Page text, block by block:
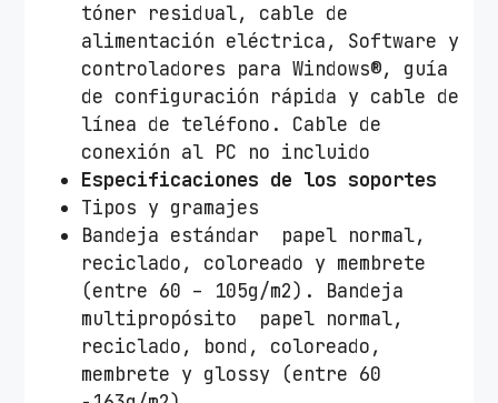
tóner residual, cable de
alimentación eléctrica, Software y
controladores para Windows®, guía
de configuración rápida y cable de
línea de teléfono. Cable de
conexión al PC no incluido
Especificaciones de los soportes
Tipos y gramajes
Bandeja estándar  papel normal,
reciclado, coloreado y membrete
(entre 60 – 105g/m2). Bandeja
multipropósito  papel normal,
reciclado, bond, coloreado,
membrete y glossy (entre 60